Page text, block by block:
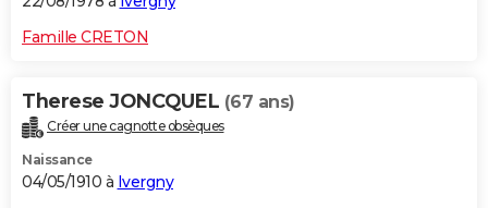
Famille CRETON
Therese JONCQUEL (67 ans)
Créer une cagnotte obsèques
Naissance
04/05/1910 à Ivergny